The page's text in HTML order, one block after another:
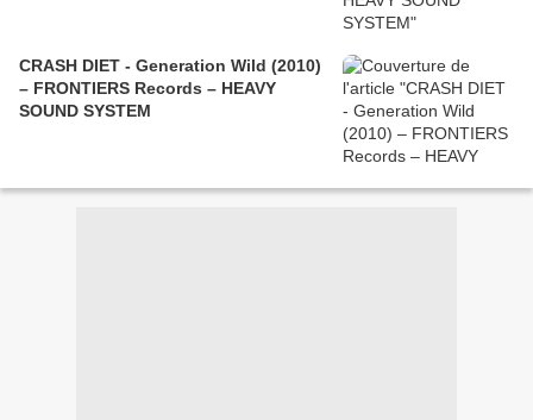
CRASH DIET - Generation Wild (2010)
– FRONTIERS Records – HEAVY
SOUND SYSTEM